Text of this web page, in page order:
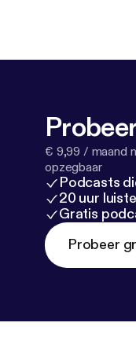
€ 9,99 / maand
opzegbaar
Podcasts
20 uur
Gratis
Probeer